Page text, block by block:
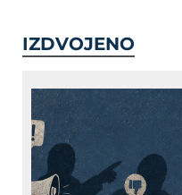
IZDVOJENO